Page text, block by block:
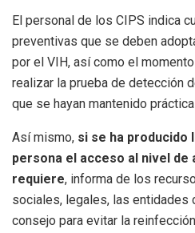
El personal de los CIPS indica
preventivas que se deben
por el VIH, así como el
realizar la prueba de detección
que se hayan mantenido
Así mismo, si se ha producido
persona el acceso al nivel de
requiere, informa de los
sociales, legales, las entidades
consejo para evitar la